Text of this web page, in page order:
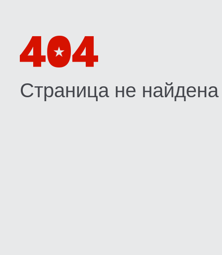
Страница не найдена